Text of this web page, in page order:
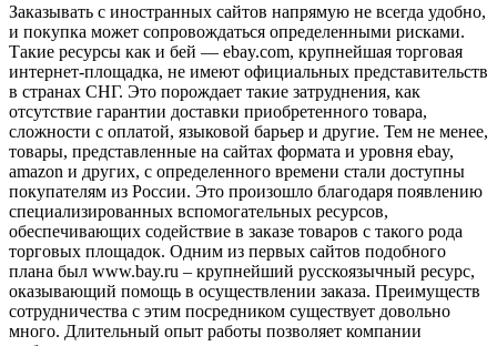
Заказывать с иностранных сайтов напрямую не всегда удобно,
и покупка может сопровождаться определенными рисками.
Такие ресурсы как и бей — ebay.com, крупнейшая торговая
интернет-площадка, не имеют официальных представительств
в странах СНГ. Это порождает такие затруднения, как
отсутствие гарантии доставки приобретенного товара,
сложности с оплатой, языковой барьер и другие. Тем не менее,
товары, представленные на сайтах формата и уровня ebay,
amazon и других, с определенного времени стали доступны
покупателям из России. Это произошло благодаря появлению
специализированных вспомогательных ресурсов,
обеспечивающих содействие в заказе товаров с такого рода
торговых площадок. Одним из первых сайтов подобного
плана был www.bay.ru – крупнейший русскоязычный ресурс,
оказывающий помощь в осуществлении заказа. Преимуществ
сотрудничества с этим посредником существует довольно
много. Длительный опыт работы позволяет компании